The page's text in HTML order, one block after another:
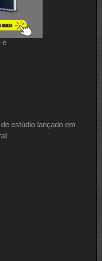
é
estúdio lançado em